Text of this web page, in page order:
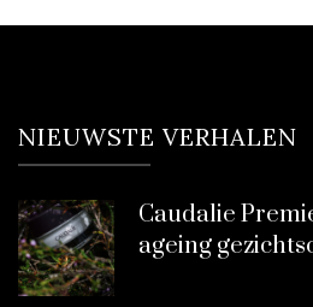
NIEUWSTE VERHALEN
Caudalie
ageing